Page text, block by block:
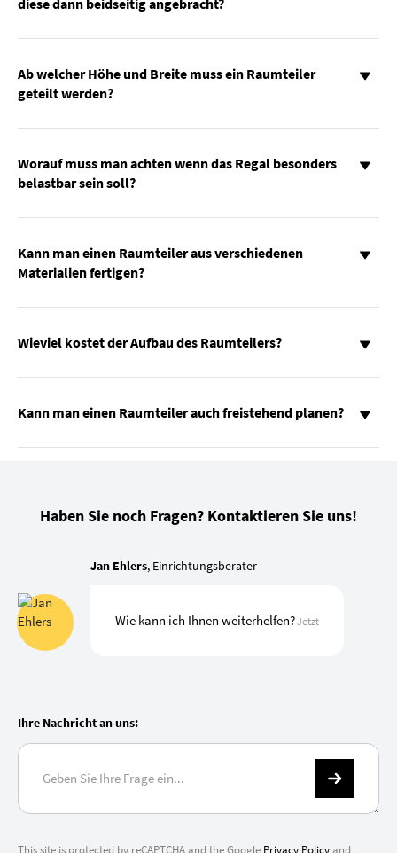
diese dann beidseitig angebracht?
Ab welcher Höhe und Breite muss ein Raumteiler
geteilt werden?
Worauf muss man achten wenn das Regal besonders
belastbar sein soll?
Kann man einen Raumteiler aus verschiedenen
Materialien fertigen?
Wieviel kostet der Aufbau des Raumteilers?
Kann man einen Raumteiler auch freistehend planen?
Haben Sie noch Fragen? Kontaktieren Sie uns!
Jan Ehlers, Einrichtungsberater
Wie kann ich Ihnen weiterhelfen?Jetzt
Ihre Nachricht an uns: